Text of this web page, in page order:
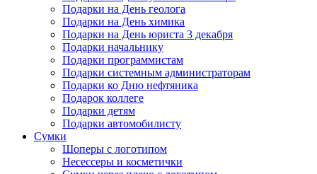
Подарки на День геолога
Подарки на День химика
Подарки на День юриста 3 декабря
Подарки начальнику
Подарки программистам
Подарки системным администраторам
Подарки ко Дню нефтяника
Подарок коллеге
Подарки детям
Подарки автомобилисту
Сумки
Шоперы с логотипом
Несессеры и косметички